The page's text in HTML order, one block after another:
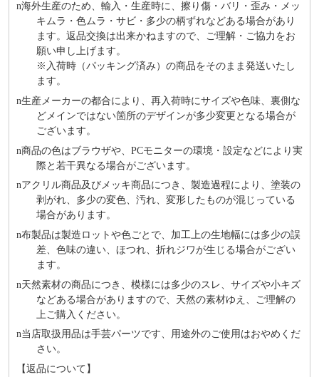
n海外⽣産のため、輸⼊・⽣産時に、擦り傷・バリ・歪み・メッ
キムラ・色ムラ・サビ・多少の柄ずれなどある場合があり
ます。返品交換は出来かねますので、ご理解・ご協⼒をお
願い申し上げます。
※⼊荷時（パッキング済み）の商品をそのまま発送いたし
ます。
n⽣産メーカーの都合により、再⼊荷時にサイズや⾊味、裏側な
どメインではない箇所のデザインが多少変更となる場合が
ございます。
n商品の⾊はブラウザや、PCモニターの環境・設定などにより実
際と若⼲異なる場合がございます。
nアクリル商品及びメッキ商品につき、製造過程により、塗装の
剥がれ、多少の変色、汚れ、変形したものが混じっている
場合があります。
n布製品は製造ロットや色ごとで、加工上の生地幅には多少の誤
差、色味の違い、ほつれ、折れジワが生じる場合がござい
ます。
n天然素材の商品につき、模様には多少のスレ、サイズや小キズ
などある場合がありますので、天然の素材ゆえ、ご理解の
上ご購入ください。
n当店取扱用品は⼿芸パーツです、⽤途外のご使⽤はおやめくだ
さい。
【返品について】